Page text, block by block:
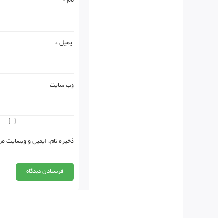
ایمیل *
وب‌ سایت
ذخیره نام، ایمیل و وبسایت